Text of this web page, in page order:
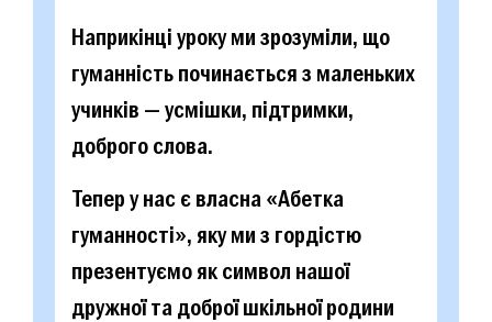
Наприкінці уроку ми зрозуміли, що
гуманність починається з маленьких
учинків — усмішки, підтримки,
доброго слова.
Тепер у нас є власна «Абетка
гуманності», яку ми з гордістю
презентуємо як символ нашої
дружної та доброї шкільної родини